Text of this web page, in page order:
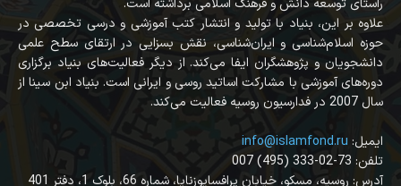
راستای توسعه دانش و فرهنگ اسلامی برداشته است.
علاوه بر این، بنیاد با تولید و انتشار کتب آموزشی و درسی تخصصی در
حوزه اسلام‌شناسی و ایران‌شناسی، نقش بسزایی در ارتقای سطح علمی
دانشجویان و پژوهشگران ایفا می‌کند. از دیگر فعالیت‌های بنیاد برگزاری
دوره‌های آموزشی با مشارکت اساتید روسی و ایرانی است. بنیاد ابن سینا از
سال 2007 در فدارسیون روسیه فعالیت می‌کند.
info@islamfond.ru :ایمیل
007 (495) 333-02-73 :تلفن
آدرس: روسیه، مسکو، خیابان پرافسایوزنایا، شماره 66، بلوک 1، دفتر 401